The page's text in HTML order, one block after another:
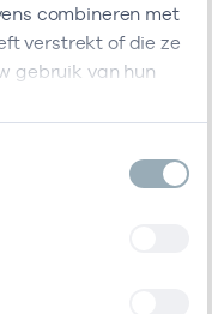
combineren met
verstrekt of die ze
gebruik van hun
AGB-code